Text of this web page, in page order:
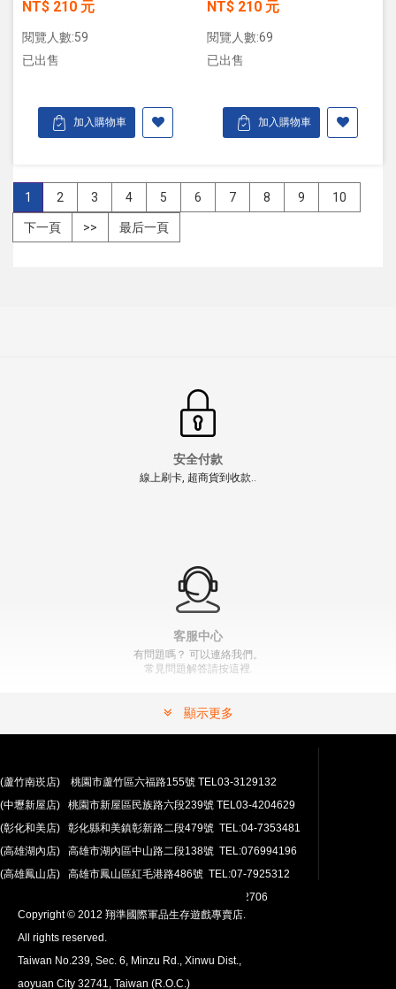
NT$ 210 元
閱覽人數:59
已出售
加入購物車
NT$ 210 元
閱覽人數:69
已出售
加入購物車
1 2 3 4 5 6 7 8 9 10
下一頁 >> 最后一頁
安全付款
線上刷卡, 超商貨到收款..
客服中心
有問題嗎？ 可以連絡我們。
常見問題解答請按這裡.
安心購買
100％付款保護。 簡單
退貨政策
顯示更多
(蘆竹南崁店) 桃園市蘆竹區六福路155號 TEL03-3129132
(中壢新屋店) 桃園市新屋區民族路六段239號 TEL03-4204629
(彰化和美店) 彰化縣和美鎮彰新路二段479號 TEL:04-7353481
(高雄湖內店) 高雄市湖內區中山路二段138號 TEL:076994196
(高雄鳳山店) 高雄市鳳山區紅毛港路486號 TEL:07-7925312
翔準網路部門:TEL 03-4202763 03-4202706
Copyright © 2012 翔準國際軍品生存遊戲專賣店.
All rights reserved.
Taiwan No.239, Sec. 6, Minzu Rd., Xinwu Dist.,
aoyuan City 32741, Taiwan (R.O.C.)